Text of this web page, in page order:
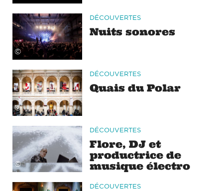
©
DÉCOUVERTES
Nuits sonores
©
DÉCOUVERTES
Quais du Polar
©
DÉCOUVERTES
Flore, DJ et
productrice de
musique électro
DÉCOUVERTES